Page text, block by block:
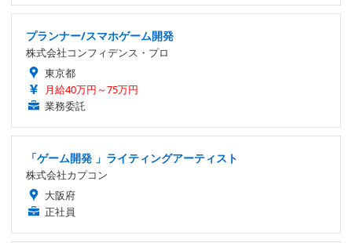
プランナー/スマホゲーム開発
株式会社コンフィデンス・プロ
東京都
月給40万円～75万円
業務委託
「ゲーム開発 」ライティングアーティスト
株式会社カプコン
大阪府
正社員